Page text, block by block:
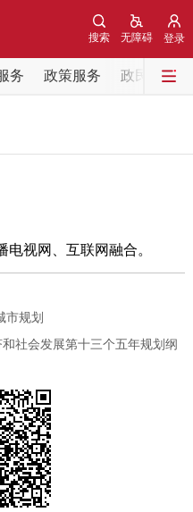
登录
无障碍
搜索
务 政策服务 政民互动
能
开
视网、互联网融合。
市规划
社会发展第十三个五年规划纲